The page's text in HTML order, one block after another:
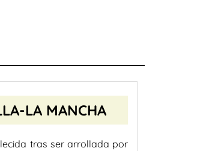
LA MANCHA
tras ser arrollada por